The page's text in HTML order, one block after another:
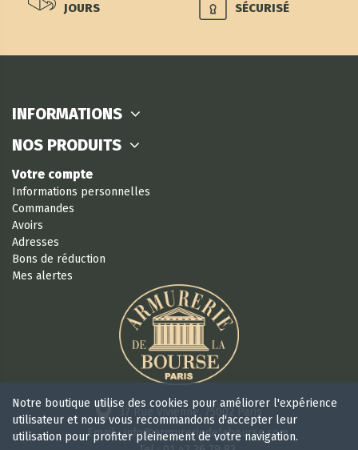
JOURS
SÉCURISÉ
INFORMATIONS
NOS PRODUITS
Votre compte
Informations personnelles
Commandes
Avoirs
Adresses
Bons de réduction
Mes alertes
37 Rue Vivienne, 75002 Paris
Email : info@armureriedelabourse.com
Notre boutique utilise des cookies pour améliorer l'expérience
utilisateur et nous vous recommandons d'accepter leur
utilisation pour profiter pleinement de votre navigation.